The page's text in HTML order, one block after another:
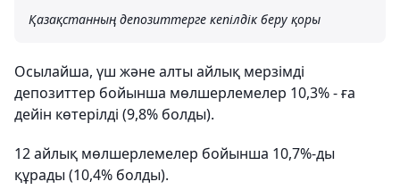
Қазақстанның депозиттерге кепілдік беру қоры
Осылайша, үш және алты айлық мерзімді
депозиттер бойынша мөлшерлемелер 10,3% - ға
дейін көтерілді (9,8% болды).
12 айлық мөлшерлемелер бойынша 10,7%-ды
құрады (10,4% болды).